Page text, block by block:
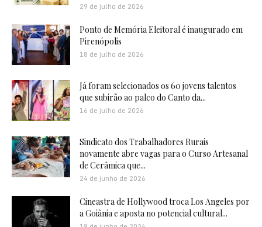
29 de julho de 2026
Ponto de Memória Eleitoral é inaugurado em
Pirenópolis
18 de julho de 2026
Já foram selecionados os 60 jovens talentos
que subirão ao palco do Canto da...
16 de julho de 2026
Sindicato dos Trabalhadores Rurais
novamente abre vagas para o Curso Artesanal
de Cerâmica que...
24 de junho de 2026
Cineastra de Hollywood troca Los Angeles por
a Goiânia e aposta no potencial cultural...